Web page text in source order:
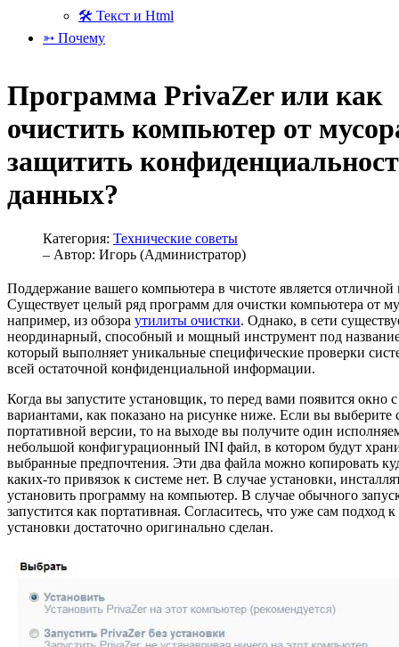
🛠 Текст и Html
➳ Почему
Программа PrivaZer или как
очистить компьютер от
защитить
данных?
Категория: Технические советы
– Автор: Игорь (Администратор)
Поддержание вашего компьютера в чистоте является отличной
Существует целый ряд программ для очистки компьютера от
например, из обзора утилиты очистки. Однако, в сети
неординарный, способный и мощный инструмент под
который выполняет уникальные специфические проверки
всей остаточной конфиденциальной информации.
Когда вы запустите установщик, то перед вами появится окно
вариантами, как показано на рисунке ниже. Если вы выберите
портативной версии, то на выходе вы получите один
небольшой конфигурационный INI файл, в котором будут
выбранные предпочтения. Эти два файла можно копировать
каких-то привязок к системе нет. В случае установки,
установить программу на компьютер. В случае обычного
запустится как портативная. Согласитесь, что уже сам подход
установки достаточно оригинально сделан.